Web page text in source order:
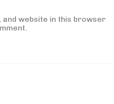
and website in this browser